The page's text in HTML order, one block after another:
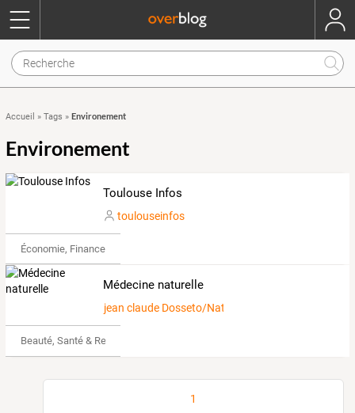
Accueil » Tags » Environement
Environement
Toulouse Infos
toulouseinfos
Économie, Finance & Droit
Médecine naturelle
jean claude Dosseto/Naturopathe Nutritionniste
Beauté, Santé & Remise en forme
1